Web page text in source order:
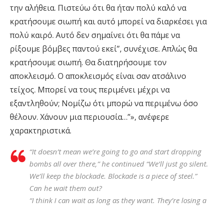
την αλήθεια. Πιστεύω ότι θα ήταν πολύ καλό να
κρατήσουμε σιωπή και αυτό μπορεί να διαρκέσει για
πολύ καιρό. Αυτό δεν σημαίνει ότι θα πάμε να
ρίξουμε βόμβες παντού εκεί”, συνέχισε. Απλώς θα
κρατήσουμε σιωπή. Θα διατηρήσουμε τον
αποκλεισμό. Ο αποκλεισμός είναι σαν ατσάλινο
τείχος. Μπορεί να τους περιμένει μέχρι να
εξαντληθούν; Νομίζω ότι μπορώ να περιμένω όσο
θέλουν. Χάνουν μια περιουσία…”», ανέφερε
χαρακτηριστικά.
“It doesn’t mean we’re going to go and start dropping
bombs all over there,” he continued “We’ll just go silent.
We’ll keep the blockade. Blockade is a piece of steel.”
Can he wait them out?
“I think I can wait as long as they want. They’re losing a